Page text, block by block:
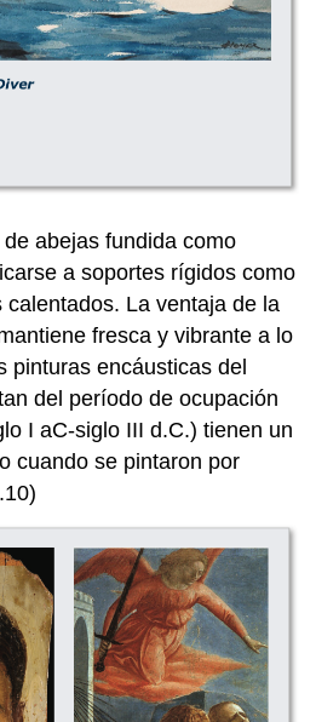
abejas fundida como
a soportes rígidos como
La ventaja de la
fresca y vibrante a lo
pinturas encáusticas del
del período de ocupación
I aC-siglo III d.C.) tienen un
cuando se pintaron por